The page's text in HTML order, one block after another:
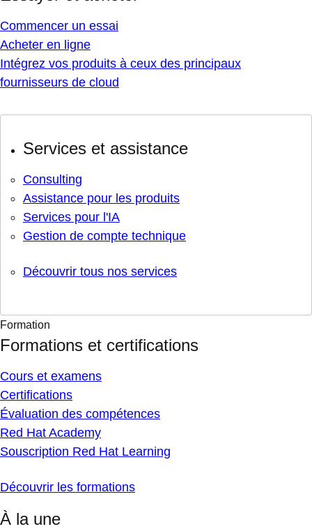
Commencer un essai
Acheter en ligne
Intégrez vos produits à ceux des principaux
fournisseurs de cloud
Services et assistance
Consulting
Assistance pour les produits
Services pour l'IA
Gestion de compte technique
Découvrir tous nos services
Formation
Formations et certifications
Cours et examens
Certifications
Évaluation des compétences
Red Hat Academy
Souscription Red Hat Learning
Découvrir les formations
À la une